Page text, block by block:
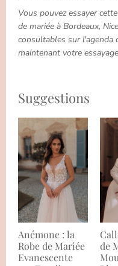
Vous pouvez essayer
de mariée à Bordeaux,
consultables sur l'agenda
maintenant votre
Suggestions
Anémone : la
Robe de Mariée
Evanescente
de